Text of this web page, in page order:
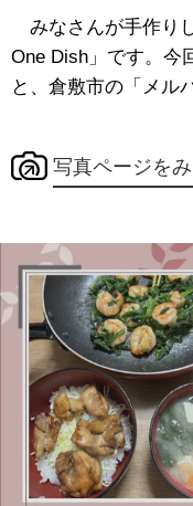
みなさんが手作り
One Dish」です。今
と、倉敷市の「メル
写真ページを